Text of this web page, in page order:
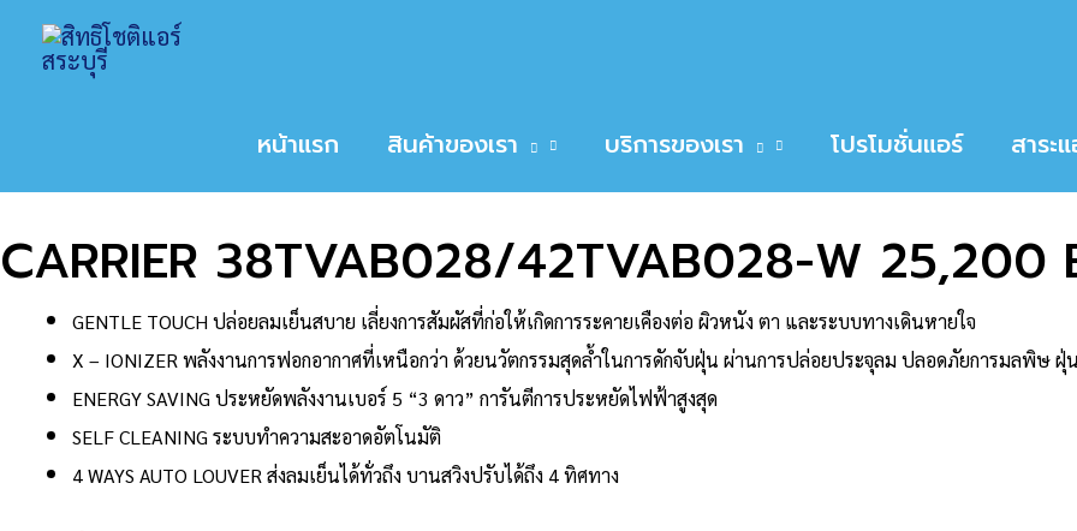
หน้าแรก สินค้าของเรา บริการของเรา โปรโมชั่นแอร์ สาระ
Home สินค้า
หน้าหลัก/
CARRIER 38TVAB028/42TVAB028-W 25,200
GENTLE TOUCH ปล่อยลมเย็นสบาย เลี่ยงการสัมผัสที่ก่อให้เกิดการระคายเคืองต่อ ผิวหนัง ตา และระบบทางเดินหายใจ
X – IONIZER พลังงานการฟอกอากาศที่เหนือกว่า ด้วยนวัตกรรมสุดล้ำในการดักจับฝุ่น ผ่านการปล่อยประจุลม ปลอดภัยการมลพิษ ฝุ่
ENERGY SAVING ประหยัดพลังงานเบอร์ 5 “3 ดาว” การันตีการประหยัดไฟฟ้าสูงสุด
SELF CLEANING ระบบทำความสะอาดอัตโนมัติ
4 WAYS AUTO LOUVER ส่งลมเย็นได้ทั่วถึง บานสวิงปรับได้ถึง 4 ทิศทาง